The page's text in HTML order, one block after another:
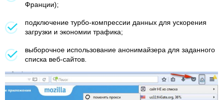
Франции);
подключение турбо-компрессии данных для ускорения
загрузки и экономии трафика;
выборочное использование анонимайзера для заданного
списка веб-сайтов.